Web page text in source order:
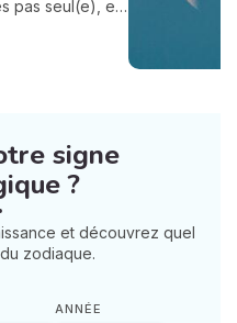
pas seul(e), et
traverse en
7 gestes
signe
?
et découvrez quel
zodiaque.
ANNÉE